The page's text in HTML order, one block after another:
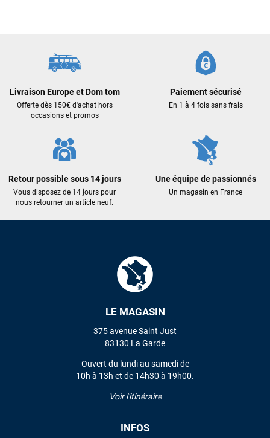
Livraison Europe et Dom tom
Offerte dès 150€ d'achat hors
occasions et promos
Paiement sécurisé
En 1 à 4 fois sans frais
Retour possible sous 14 jours
Vous disposez de 14 jours pour
nous retourner un article neuf.
Une équipe de passionnés
Un magasin en France
LE MAGASIN
375 avenue Saint Just
83130 La Garde
Ouvert du lundi au samedi de
10h à 13h et de 14h30 à 19h00.
Voir l'itinéraire
INFOS
LAISSER UN AVIS